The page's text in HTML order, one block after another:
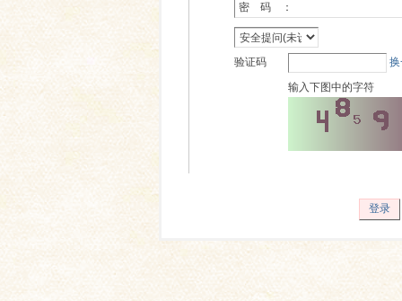
密 码 ：
验证码
输入下图中的字符
登录